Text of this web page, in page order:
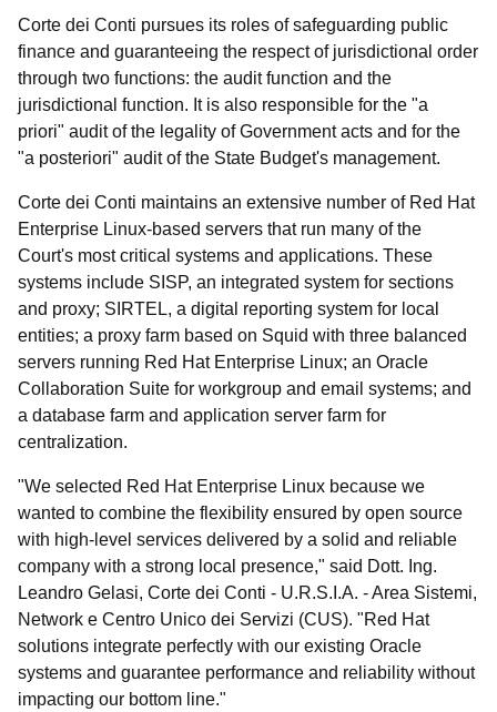
Corte dei Conti pursues its roles of safeguarding public
finance and guaranteeing the respect of jurisdictional order
through two functions: the audit function and the
jurisdictional function. It is also responsible for the "a
priori" audit of the legality of Government acts and for the
"a posteriori" audit of the State Budget's management.
Corte dei Conti maintains an extensive number of Red Hat
Enterprise Linux-based servers that run many of the
Court's most critical systems and applications. These
systems include SISP, an integrated system for sections
and proxy; SIRTEL, a digital reporting system for local
entities; a proxy farm based on Squid with three balanced
servers running Red Hat Enterprise Linux; an Oracle
Collaboration Suite for workgroup and email systems; and
a database farm and application server farm for
centralization.
"We selected Red Hat Enterprise Linux because we
wanted to combine the flexibility ensured by open source
with high-level services delivered by a solid and reliable
company with a strong local presence," said Dott. Ing.
Leandro Gelasi, Corte dei Conti - U.R.S.I.A. - Area Sistemi,
Network e Centro Unico dei Servizi (CUS). "Red Hat
solutions integrate perfectly with our existing Oracle
systems and guarantee performance and reliability without
impacting our bottom line."